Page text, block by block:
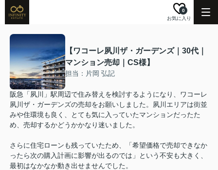
お気に入り
0
【ワコーレ夙川ザ・ガーデンズ｜30代｜
マンション売却｜CS様】
担当：片岡 弘記
阪急「夙川」駅周辺で住み替えを検討するようになり、ワコーレ
夙川ザ・ガーデンズの売却をお願いしました。夙川エリアは街並
みや住環境も良く、とても気に入っていたマンションだったた
め、売却するかどうかかなり迷いました。
さらに住宅ローンも残っていたため、「希望価格で売却できなか
ったら次の購入計画に影響が出るのでは」という不安も大きく、
最初はなかなか動き出せませんでした。